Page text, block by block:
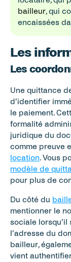
bailleur, qui
encaissées
Les
Les
Une quittance
d’identifier
le paiement.
formalité
juridique du
comme preuve
location
modèle de
pour plus de
Du côté du
mentionner le
sociale lorsqu’il
l’adresse du
bailleur,
vient